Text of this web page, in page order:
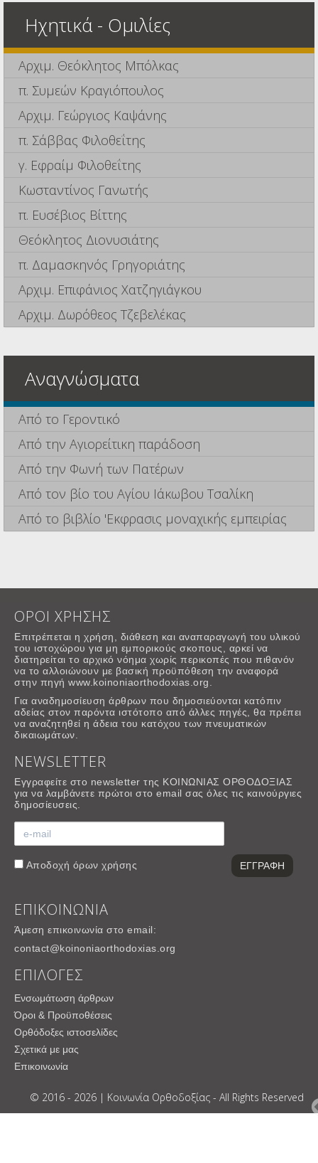
Ηχητικά - Ομιλίες
Αρχιμ. Θεόκλητος Μπόλκας
π. Συμεών Κραγιόπουλος
Αρχιμ. Γεώργιος Καψάνης
π. Σάββας Φιλοθεΐτης
γ. Εφραίμ Φιλοθεΐτης
Κωσταντίνος Γανωτής
π. Ευσέβιος Βίττης
Θεόκλητος Διονυσιάτης
π. Δαμασκηνός Γρηγοριάτης
Αρχιμ. Επιφάνιος Χατζηγιάγκου
Αρχιμ. Δωρόθεος Τζεβελέκας
Αναγνώσματα
Από το Γεροντικό
Από την Αγιορείτικη παράδοση
Από την Φωνή των Πατέρων
Από τον βίο του Αγίου Ιάκωβου Τσαλίκη
Από το βιβλίο 'Εκφρασις μοναχικής εμπειρίας
ΟΡΟΙ ΧΡΗΣΗΣ
Επιτρέπεται η χρήση, διάθεση και αναπαραγωγή του υλικού
του ιστοχώρου για μη εμπορικούς σκοπους, αρκεί να
διατηρείται το αρχικό νόημα χωρίς περικοπές που πιθανόν
να το αλλοιώνουν με βασική προϋπόθεση την αναφορά
στην πηγή www.koinoniaorthodoxias.org.
Για αναδημοσίευση άρθρων που δημοσιεύονται κατόπιν
αδείας στον παρόντα ιστότοπο από άλλες πηγές, θα πρέπει
να αναζητηθεί η άδεια του κατόχου των πνευματικών
δικαιωμάτων.
NEWSLETTER
Εγγραφείτε στο newsletter της ΚΟΙΝΩΝΙΑΣ ΟΡΘΟΔΟΞΙΑΣ
για να λαμβάνετε πρώτοι στο email σας όλες τις καινούργιες
δημοσίευσεις.
Αποδοχή όρων χρήσης
ΕΠΙΚΟΙΝΩΝΙΑ
Άμεση επικοινωνία στο email:
contact@koinoniaorthodoxias.org
ΕΠΙΛΟΓΕΣ
Ενσωμάτωση άρθρων
Όροι & Προϋποθέσεις
Ορθόδοξες ιστοσελίδες
Σχετικά με μας
Επικοινωνία
© 2016 - 2026 | Κοινωνία Ορθοδοξίας - All Rights Reserved